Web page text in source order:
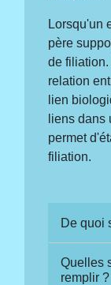
Lorsqu'un
père
de
relation
lien
liens dans
permet
filiation.
De quoi
Quelles
remplir ?